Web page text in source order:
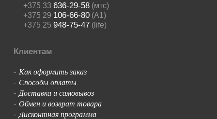
+375 33 636-29-58(мтс)
+375 29 106-66-80(A1)
+375 25 948-75-47(life)
Клиентам
- Как оформить заказ
- Способы оплаты
-Доставка и самовывоз
- Обмен и возврат товара
-Дисконтная программа